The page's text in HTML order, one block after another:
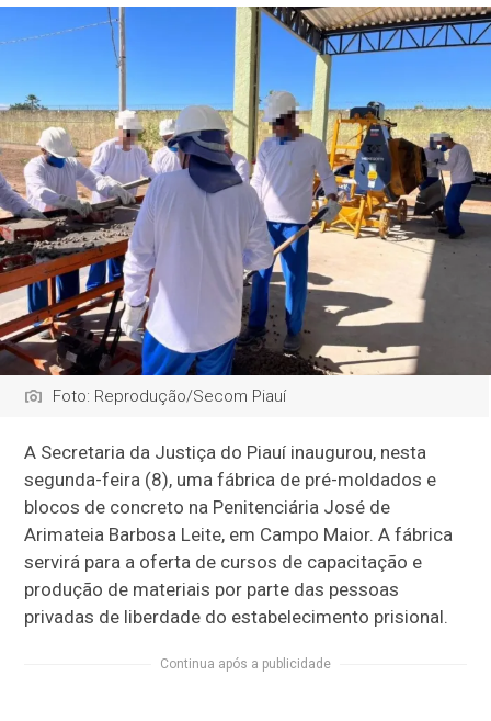
Foto: Reprodução/Secom Piauí
A Secretaria da Justiça do Piauí inaugurou, nesta
segunda-feira (8), uma fábrica de pré-moldados e
blocos de concreto na Penitenciária José de
Arimateia Barbosa Leite, em Campo Maior. A fábrica
servirá para a oferta de cursos de capacitação e
produção de materiais por parte das pessoas
privadas de liberdade do estabelecimento prisional.
Continua após a publicidade